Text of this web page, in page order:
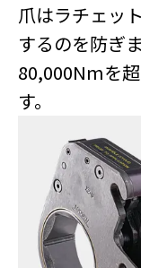
爪はラチェッ
するのを防ぎ
80,000Nmを
す。